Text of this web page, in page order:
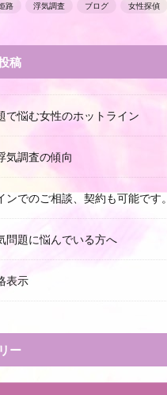
路 浮気調査 ブログ 女性探偵
稿
で悩む女性のホットライン
気調査の傾向
ンでのご相談、契約も可能です。
問題に悩んでいる方へ
表示
ー